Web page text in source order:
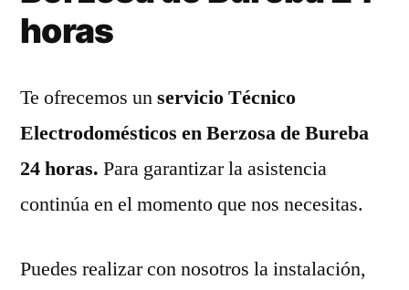
horas
Te ofrecemos unservicio Técnico
Electrodomésticos en Berzosa de Bureba
24 horas. Para garantizar la asistencia
continúa en el momento que nos necesitas.
Puedes realizar con nosotros la instalación,